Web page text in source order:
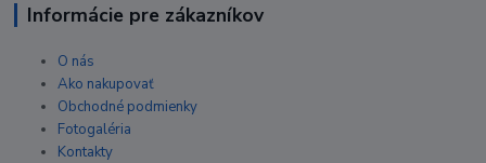
Informácie pre zákazníkov
O nás
Ako nakupovať
Obchodné podmienky
Fotogaléria
Kontakty